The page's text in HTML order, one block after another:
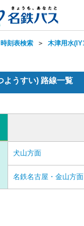
刻表検索 ＞ 木津用水
ようすい) 路線一覧
犬山方面
名鉄名古屋・金山方面